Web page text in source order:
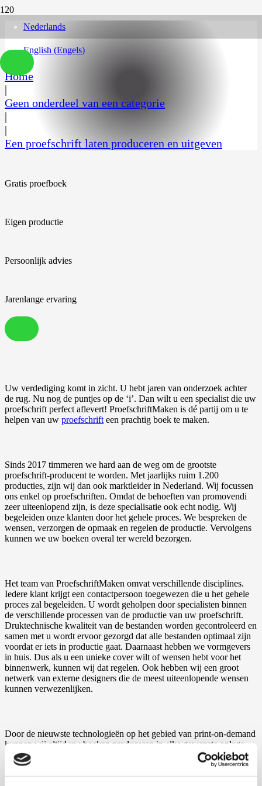
Nederlands
English (Engels)
Home
|
Geen onderdeel van een categorie
|
|
Een proefschrift laten produceren en uitgeven
Gratis proefboek
Eigen productie
Persoonlijk advies
Jarenlange ervaring
Uw verdediging komt in zicht. U hebt jaren van onderzoek achter
de rug. Nu nog de puntjes op de ‘i’. Dan wilt u een specialist die uw
proefschrift perfect aflevert! ProefschriftMaken is dé partij om u te
helpen van uw proefschrift een prachtig boek te maken.
Sinds 2017 timmeren we hard aan de weg om de grootste
proefschrift-producent te worden. Met jaarlijks ruim 1.200
producties, zijn wij dan ook marktleider in Nederland. Wij focussen
ons enkel op proefschriften. Omdat de behoeften van promovendi
zeer uiteenlopend zijn, is deze specialisatie ook echt nodig. Wij
begeleiden onze klanten door het gehele proces. We bespreken de
wensen, verzorgen de opmaak en regelen de productie. Vervolgens
kunnen we uw boeken overal ter wereld bezorgen.
Het team van ProefschriftMaken omvat verschillende disciplines.
Iedere klant krijgt een contactpersoon toegewezen die u het gehele
proces zal begeleiden. U wordt geholpen door specialisten binnen
de verschillende processen van de productie van uw proefschrift.
Druktechnische kwaliteit van de bestanden worden gecontroleerd en
samen met u wordt ervoor gezorgd dat alle bestanden optimaal zijn
voordat er iets in productie gaat. Daarnaast hebben we vormgevers
in huis. Dus als u een unieke cover wilt of wensen hebt voor het
binnenwerk, kunnen wij dat regelen. Ook hebben wij een groot
netwerk van externe designers die de meest uiteenlopende wensen
kunnen verwezenlijken.
Door de nieuwste technologieën op het gebied van print-on-demand
kunnen wij altijd uw boeken produceren in elke gewenste oplage.
Dit geeft ons de mogelijkheid de proef af te werken als een echt
boek, zodat u er nog een keer goed doorheen kan lopen en de
zekerheid hebt dat dit echt is wat u wilt voordat we de